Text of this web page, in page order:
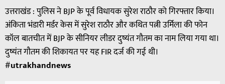
उत्तराखंड : पुलिस ने BJP के पूर्व विधायक सुरेश राठौर को गिरफ्तार किया।
अंकिता भंडारी मर्डर केस में सुरेश राठौर और कथित पत्नी उर्मिला की फोन
कॉल बातचीत में BJP के सीनियर लीडर दुष्यंत गौतम का नाम लिया गया था।
दुष्यंत गौतम की शिकायत पर यह FIR दर्ज की गई थी।
#utrakhandnews